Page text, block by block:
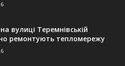
вулиці Теремнівській
ремонтують тепломережу